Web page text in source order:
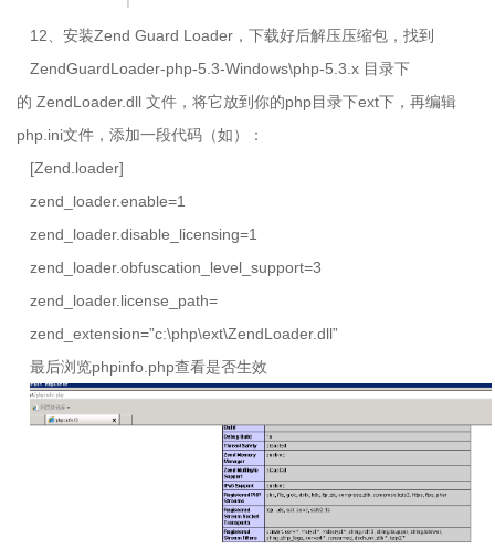
12、安装Zend Guard Loader ，下载好后解压压缩包，找到
ZendGuardLoader-php-5.3-Windows\php-5.3.x 目录下
的 ZendLoader.dll 文件，将它放到你的php目录下ext下，再编辑
php.ini文件，添加一段代码（如）：
[Zend.loader]
zend_loader.enable=1
zend_loader.disable_licensing=1
zend_loader.obfuscation_level_support=3
zend_loader.license_path=
zend_extension=”c:\php\ext\ZendLoader.dll”
最后浏览phpinfo.php查看是否生效